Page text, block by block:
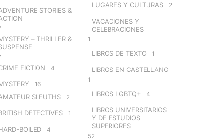
STORIES &
– THRILLER &
FICTION 4
16
SLEUTHS 2
DETECTIVES 1
BOILED 4
LUGARES Y CULTURAS 2
VACACIONES Y
CELEBRACIONES
1
LIBROS DE TEXTO 1
LIBROS EN CASTELLANO
1
LIBROS LGBTQ+ 4
LIBROS UNIVERSITARIOS
Y DE ESTUDIOS
SUPERIORES
52